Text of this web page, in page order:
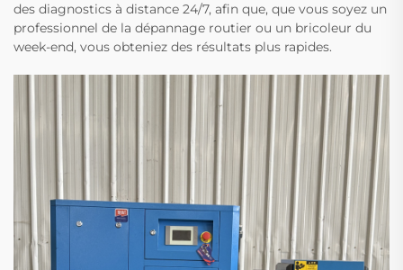
des diagnostics à distance 24/7, afin que, que vous soyez un
professionnel de la dépannage routier ou un bricoleur du
week-end, vous obteniez des résultats plus rapides.